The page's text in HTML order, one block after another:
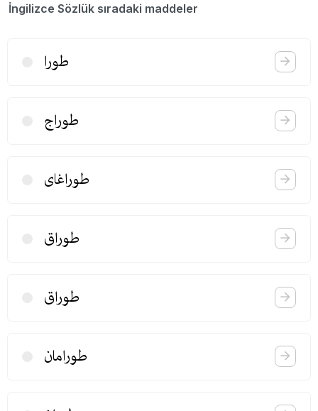
İngilizce Sözlük sıradaki maddeler
طورا
طوراج
طوراغای
طوراق
طوراق
طورامان